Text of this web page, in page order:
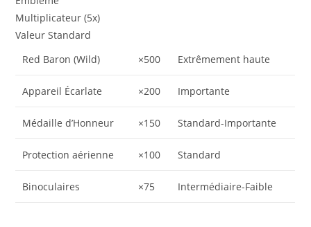
Multiplicateur (5x)
Valeur Standard
Red Baron (Wild)
×500 Extrêmement haute
Appareil Écarlate ×200 Importante
Médaille d’Honneur ×150 Standard-Importante
Protection aérienne ×100 Standard
Binoculaires ×75 Intermédiaire-Faible